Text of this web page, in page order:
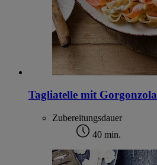
Tagliatelle mit Gorgonzola
Zubereitungsdauer
40 min.